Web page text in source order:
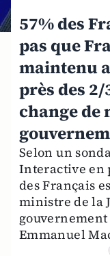
57% des
pas que
maintenu
près des
change de
Selon un
Interactive en
des Français
ministre de la
Emmanuel